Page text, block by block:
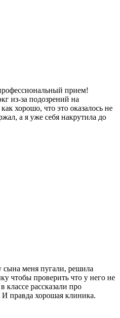
прием!
из-за подозрений на
хорошо, что это оказалось не
а я уже себя накрутила до
меня пугали, решила
чтобы проверить что у него не
классе рассказали про
правда хорошая клиника.